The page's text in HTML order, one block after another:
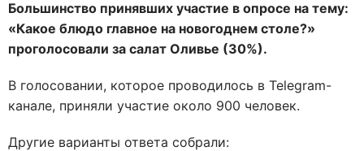
Большинство принявших участие в опросе на тему:
«Какое блюдо главное на новогоднем столе?»
проголосовали за салат Оливье (30%).
В голосовании, которое проводилось в Telegram-
канале, приняли участие около 900 человек.
Другие варианты ответа собрали: